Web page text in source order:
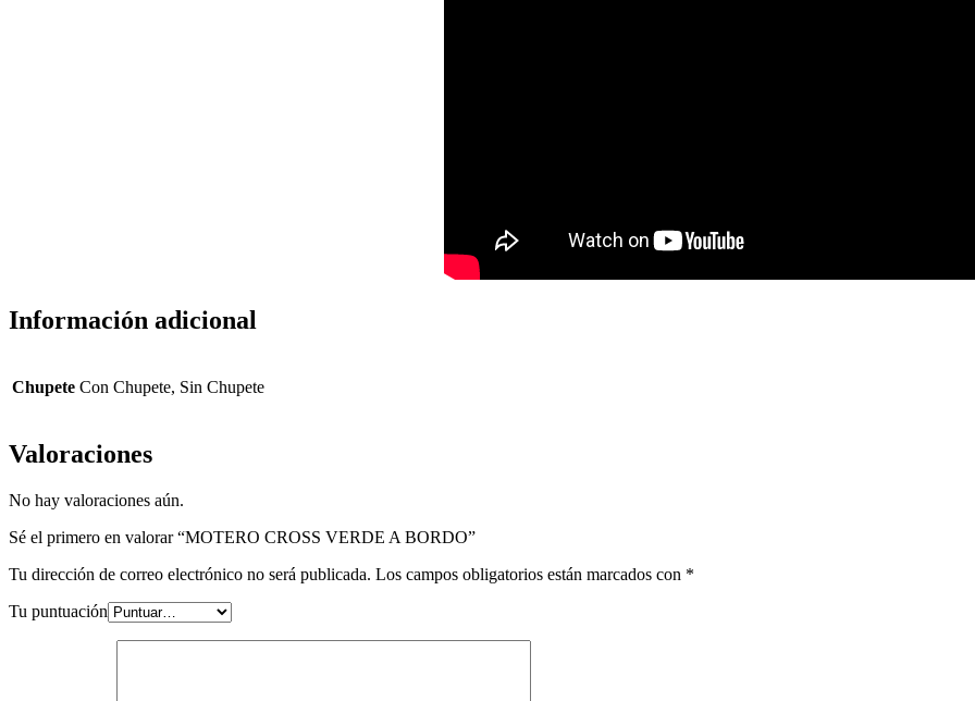
Información adicional
Chupete Con Chupete, Sin Chupete
Valoraciones
No hay valoraciones aún.
Sé el primero en valorar “MOTERO CROSS VERDE A BORDO”
Tu dirección de correo electrónico no será publicada. Los campos obligatorios están marcados con *
Tu puntuación